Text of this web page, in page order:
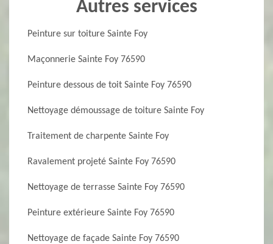
Autres services
Peinture sur toiture Sainte Foy
Maçonnerie Sainte Foy 76590
Peinture dessous de toit Sainte Foy 76590
Nettoyage démoussage de toiture Sainte Foy
Traitement de charpente Sainte Foy
Ravalement projeté Sainte Foy 76590
Nettoyage de terrasse Sainte Foy 76590
Peinture extérieure Sainte Foy 76590
Nettoyage de façade Sainte Foy 76590